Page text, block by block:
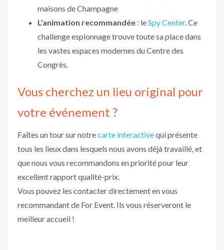
maisons de Champagne
L’animation recommandée : leSpy Center. Ce
challenge espionnage trouve toute sa place dans
les vastes espaces modernes du Centre des
Congrès.
Vous cherchez un lieu original pour
votre événement ?
Faîtes un tour sur notrecarte interactivequi présente
tous les lieux dans lesquels nous avons déjà travaillé, et
que nous vous recommandons en priorité pour leur
excellent rapport qualité-prix.
Vous pouvez les contacter directement en vous
recommandant de For Event. Ils vous réserveront le
meilleur accueil !